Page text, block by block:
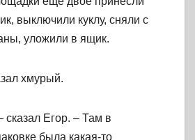
выключили куклу, сняли с
уложили в ящик.
хмурый.
Егор. – Там в
была какая-то